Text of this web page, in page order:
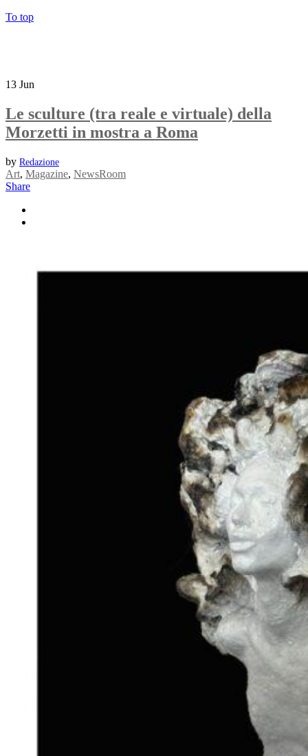
To top
13 Jun
Le sculture (tra reale e virtuale) della
Morzetti in mostra a Roma
by Redazione
Art, Magazine, NewsRoom
Share